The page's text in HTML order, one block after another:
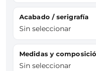
Acabado / serigrafía
Sin seleccionar
Medidas y
Sin seleccionar